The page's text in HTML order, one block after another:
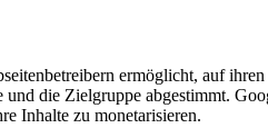
ermöglicht, auf
die Zielgruppe abgestimmt.
Inhalte zu monetarisieren.